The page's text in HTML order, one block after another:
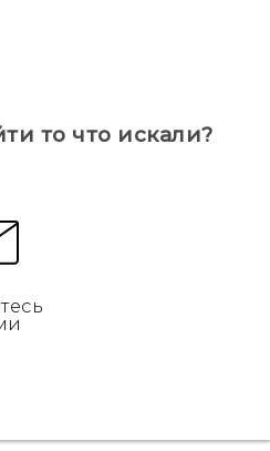
то что искали?